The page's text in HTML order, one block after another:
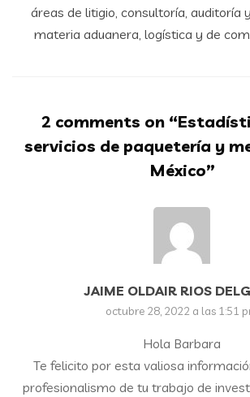
áreas de litigio, consultoría, auditoría
materia aduanera, logística y de
2 comments on “
servicios de paquetería y
México”
JAIME OLDAIR RIOS
octubre 28, 2022 a las 1:51
Hola Barbara
Te felicito por esta valiosa
profesionalismo de tu trabajo de